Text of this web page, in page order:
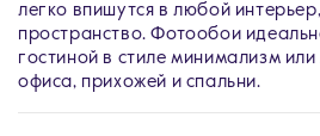
легко впишутся в любой
пространство. Фотообои
гостиной в стиле минимализм
офиса, прихожей и спальни.